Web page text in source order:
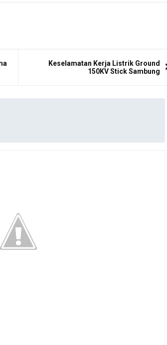
Keselamatan Kerja Listrik Ground
150KV Stick Sambung